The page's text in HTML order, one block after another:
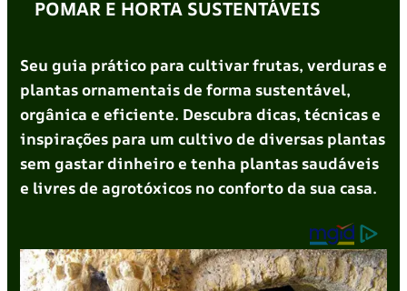
POMAR E HORTA SUSTENTÁVEIS
Seu guia prático para cultivar frutas, verduras e
plantas ornamentais de forma sustentável,
orgânica e eficiente. Descubra dicas, técnicas e
inspirações para um cultivo de diversas plantas
sem gastar dinheiro e tenha plantas saudáveis
e livres de agrotóxicos no conforto da sua casa.